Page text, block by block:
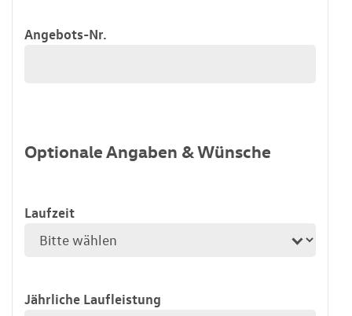
Angebots-Nr.
Optionale Angaben & Wünsche
Laufzeit
Jährliche Laufleistung